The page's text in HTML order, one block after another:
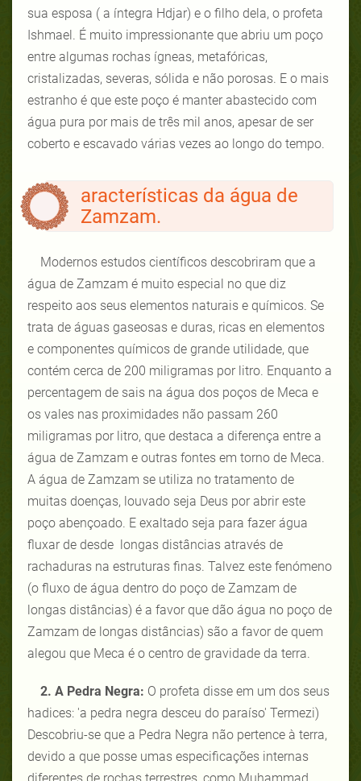
sua esposa ( a íntegra Hdjar) e o filho dela, o profeta
Ishmael. É muito impressionante que abriu um poço
entre algumas rochas ígneas, metafóricas,
cristalizadas, severas, sólida e não porosas. E o mais
estranho é que este poço é manter abastecido com
água pura por mais de três mil anos, apesar de ser
coberto e escavado várias vezes ao longo do tempo.
aracterísticas da água de
Zamzam.
Modernos estudos científicos descobriram que a
água de Zamzam é muito especial no que diz
respeito aos seus elementos naturais e químicos. Se
trata de águas gaseosas e duras, ricas en elementos
e componentes químicos de grande utilidade, que
contém cerca de 200 miligramas por litro. Enquanto a
percentagem de sais na água dos poços de Meca e
os vales nas proximidades não passam 260
miligramas por litro, que destaca a diferença entre a
água de Zamzam e outras fontes em torno de Meca.
A água de Zamzam se utiliza no tratamento de
muitas doenças, louvado seja Deus por abrir este
poço abençoado. E exaltado seja para fazer água
fluxar de desde longas distâncias através de
rachaduras na estruturas finas. Talvez este fenómeno
(o fluxo de água dentro do poço de Zamzam de
longas distâncias) é a favor que dão água no poço de
Zamzam de longas distâncias) são a favor de quem
alegou que Meca é o centro de gravidade da terra.
2. A Pedra Negra: O profeta disse em um dos seus
hadices: 'a pedra negra desceu do paraíso' Termezi)
Descobriu-se que a Pedra Negra não pertence à terra,
devido a que posse umas especificações internas
diferentes de rochas terrestres, como Muhammad